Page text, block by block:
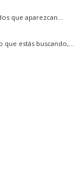
que aparezcan...
estás buscando,...